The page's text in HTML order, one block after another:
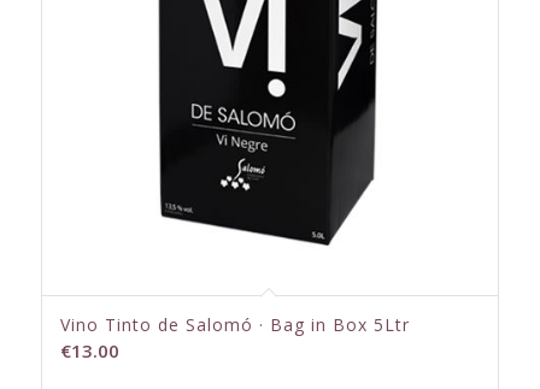
Vino Tinto de Salomó · Bag in Box 5Ltr
€13.00